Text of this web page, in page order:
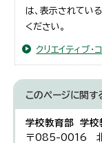
は、表示されてい
ください。
クリエイティブ・
このページに関す
学校教育部 学
〒085-0016 北